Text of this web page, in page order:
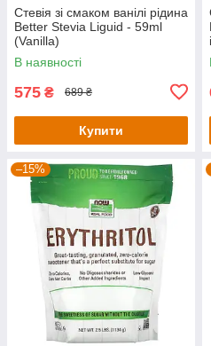
Стевія зі смаком ванілі рідина
Better Stevia Liguid - 59ml
(Vanilla)
В наявності
575 ₴ 689 ₴
Купити
–15%